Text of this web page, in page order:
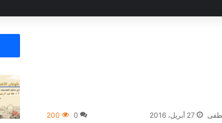
27 أبريل، 2016 0
200